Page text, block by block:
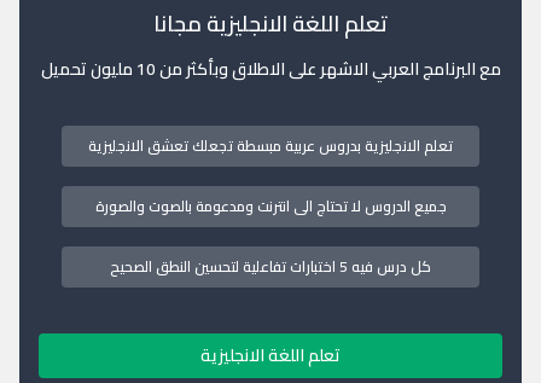
تعلم اللغة الانجليزية مجانا
مع البرنامج العربي الاشهر على الاطلاق وبأكثر من 10 مليون تحميل
تعلم الانجليزية بدروس عربية مبسطة تجعلك تعشق الانجليزية
جميع الدروس لا تحتاج الى انترنت ومدعومة بالصوت والصورة
كل درس فيه 5 اختبارات تفاعلية لتحسين النطق الصحيح
تعلم اللغة الانجليزية